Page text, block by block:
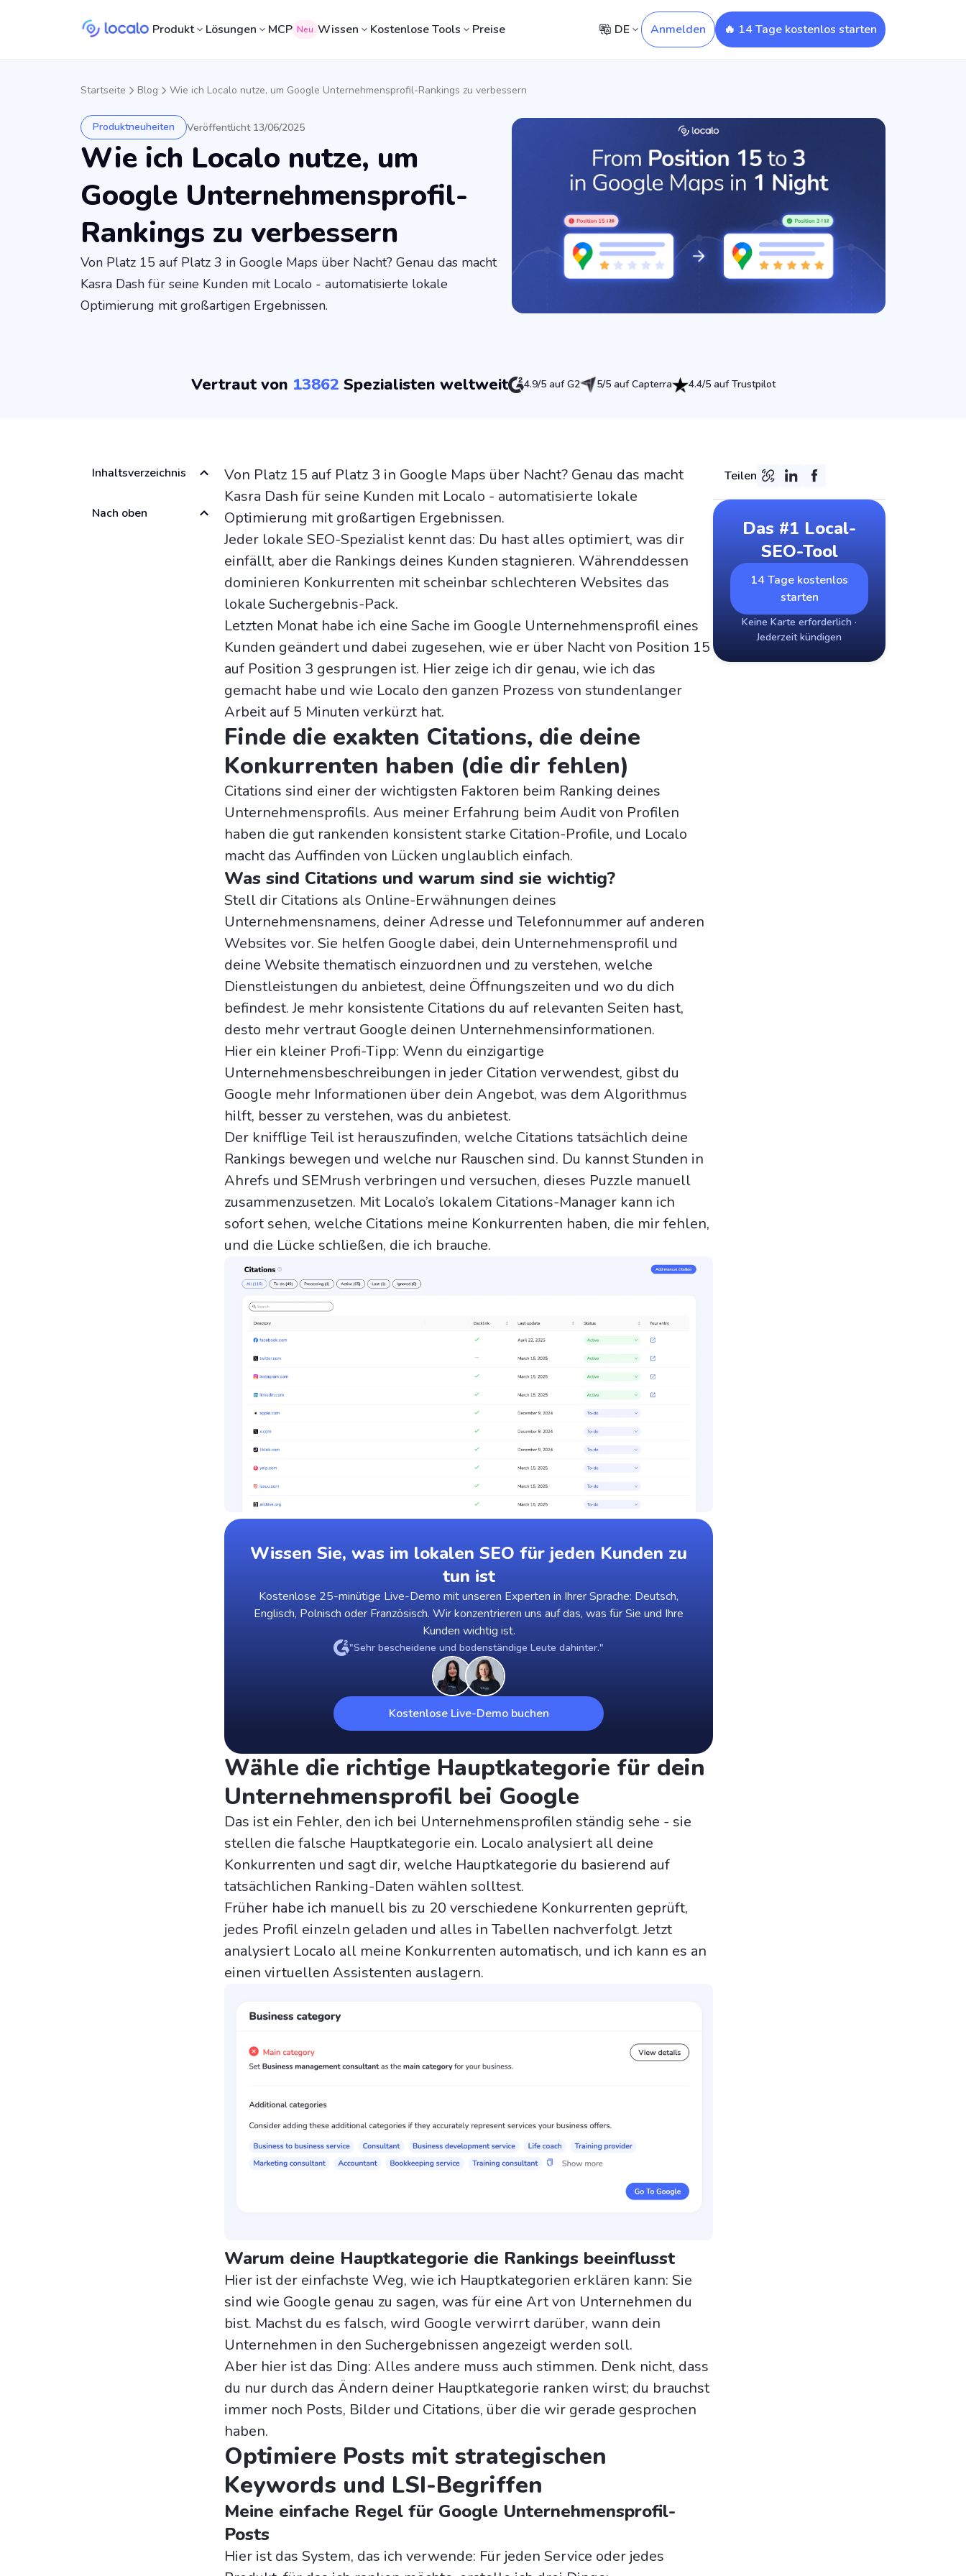
Produkt Lösungen MCP Neu Wissen Kostenlose Tools Preise DE Anmelden 🔥 14 Tage kostenlos starten
Startseite Blog Wie ich Localo nutze, um Google Unternehmensprofil-Rankings zu verbessern
Produktneuheiten Veröffentlicht 13/06/2025
Wie ich Localo nutze, um
Google Unternehmensprofil-
Rankings zu verbessern
Von Platz 15 auf Platz 3 in Google Maps über Nacht? Genau das macht
Kasra Dash für seine Kunden mit Localo - automatisierte lokale
Optimierung mit großartigen Ergebnissen.
Vertraut von 13862 Spezialisten weltweit 4.9/5 auf G2 5/5 auf Capterra 4.4/5 auf Trustpilot
Inhaltsverzeichnis
Nach oben
Von Platz 15 auf Platz 3 in Google Maps über Nacht? Genau das macht
Kasra Dash für seine Kunden mit Localo - automatisierte lokale
Optimierung mit großartigen Ergebnissen.
Jeder lokale SEO-Spezialist kennt das: Du hast alles optimiert, was dir
einfällt, aber die Rankings deines Kunden stagnieren. Währenddessen
dominieren Konkurrenten mit scheinbar schlechteren Websites das
lokale Suchergebnis-Pack.
Letzten Monat habe ich eine Sache im Google Unternehmensprofil eines
Kunden geändert und dabei zugesehen, wie er über Nacht von Position 15
auf Position 3 gesprungen ist. Hier zeige ich dir genau, wie ich das
gemacht habe und wie Localo den ganzen Prozess von stundenlanger
Arbeit auf 5 Minuten verkürzt hat.
Finde die exakten Citations, die deine
Konkurrenten haben (die dir fehlen)
Citations sind einer der wichtigsten Faktoren beim Ranking deines
Unternehmensprofils. Aus meiner Erfahrung beim Audit von Profilen
haben die gut rankenden konsistent starke Citation-Profile, und Localo
macht das Auffinden von Lücken unglaublich einfach.
Was sind Citations und warum sind sie wichtig?
Stell dir Citations als Online-Erwähnungen deines
Unternehmensnamens, deiner Adresse und Telefonnummer auf anderen
Websites vor. Sie helfen Google dabei, dein Unternehmensprofil und
deine Website thematisch einzuordnen und zu verstehen, welche
Dienstleistungen du anbietest, deine Öffnungszeiten und wo du dich
befindest. Je mehr konsistente Citations du auf relevanten Seiten hast,
desto mehr vertraut Google deinen Unternehmensinformationen.
Hier ein kleiner Profi-Tipp: Wenn du einzigartige
Unternehmensbeschreibungen in jeder Citation verwendest, gibst du
Google mehr Informationen über dein Angebot, was dem Algorithmus
hilft, besser zu verstehen, was du anbietest.
Der knifflige Teil ist herauszufinden, welche Citations tatsächlich deine
Rankings bewegen und welche nur Rauschen sind. Du kannst Stunden in
Ahrefs und SEMrush verbringen und versuchen, dieses Puzzle manuell
zusammenzusetzen. Mit Localo’s lokalem Citations-Manager kann ich
sofort sehen, welche Citations meine Konkurrenten haben, die mir fehlen,
und die Lücke schließen, die ich brauche.
Wissen Sie, was im lokalen SEO für jeden Kunden zu
tun ist
Kostenlose 25-minütige Live-Demo mit unseren Experten in Ihrer Sprache: Deutsch,
Englisch, Polnisch oder Französisch. Wir konzentrieren uns auf das, was für Sie und Ihre
Kunden wichtig ist.
"Sehr bescheidene und bodenständige Leute dahinter."
Kostenlose Live-Demo buchen
Wähle die richtige Hauptkategorie für dein
Unternehmensprofil bei Google
Das ist ein Fehler, den ich bei Unternehmensprofilen ständig sehe - sie
stellen die falsche Hauptkategorie ein. Localo analysiert all deine
Konkurrenten und sagt dir, welche Hauptkategorie du basierend auf
tatsächlichen Ranking-Daten wählen solltest.
Früher habe ich manuell bis zu 20 verschiedene Konkurrenten geprüft,
jedes Profil einzeln geladen und alles in Tabellen nachverfolgt. Jetzt
analysiert Localo all meine Konkurrenten automatisch, und ich kann es an
einen virtuellen Assistenten auslagern.
Warum deine Hauptkategorie die Rankings beeinflusst
Hier ist der einfachste Weg, wie ich Hauptkategorien erklären kann: Sie
sind wie Google genau zu sagen, was für eine Art von Unternehmen du
bist. Machst du es falsch, wird Google verwirrt darüber, wann dein
Unternehmen in den Suchergebnissen angezeigt werden soll.
Aber hier ist das Ding: Alles andere muss auch stimmen. Denk nicht, dass
du nur durch das Ändern deiner Hauptkategorie ranken wirst; du brauchst
immer noch Posts, Bilder und Citations, über die wir gerade gesprochen
haben.
Optimiere Posts mit strategischen
Keywords und LSI-Begriffen
Meine einfache Regel für Google Unternehmensprofil-
Posts
Hier ist das System, das ich verwende: Für jeden Service oder jedes
Teilen
Das #1 Local-
SEO-Tool
14 Tage kostenlos
starten
Keine Karte erforderlich ·
Jederzeit kündigen